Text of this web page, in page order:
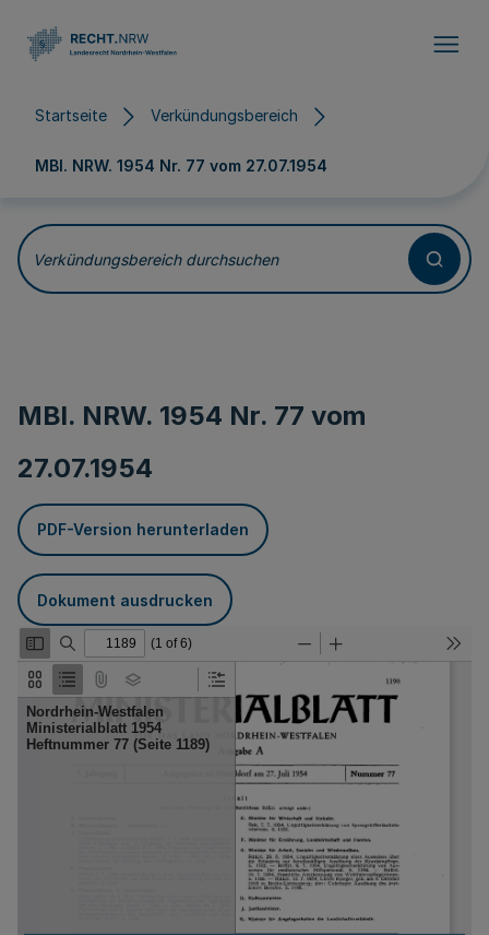
Startseite Verkündungsbereich
MBl. NRW. 1954 Nr. 77 vom 27.07.1954
Verkündungsbereich durchsuchen
MBl. NRW. 1954 Nr. 77 vom
27.07.1954
PDF-Version herunterladen
Dokument ausdrucken